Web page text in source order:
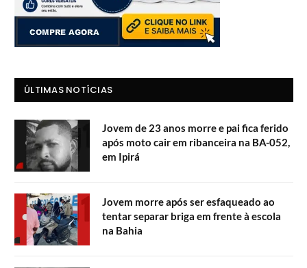
ÚLTIMAS NOTÍCIAS
Jovem de 23 anos morre e pai fica ferido
após moto cair em ribanceira na BA-052,
em Ipirá
Jovem morre após ser esfaqueado ao
tentar separar briga em frente à escola
na Bahia